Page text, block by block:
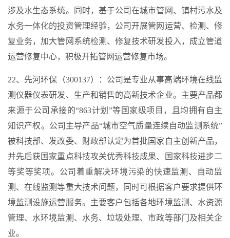
涉及水生态系统。同时，基于公司在城市管网、镇村污水及
水务一体化的投资管理经验，公司开展管网运营、检测、修
复业务，加大管网系统检测、修复技术研发投入，成立管道
运营修复中心，积极开拓管网运营修复市场。
22、先河环保（300137）：公司是专业从事高端环境在线监
测仪器仪表研发、生产和销售的高新技术企业。主要产品都
来源于公司承接的“863计划”等国家级项目，且均拥有自主
知识产权。公司主导产品“城市空气质量连续自动监测系统”
被科技部、发改委、财政部认定为首批国家自主创新产品，
并先后获国家重点科技攻关优秀科技成果、国家科技进步二
等奖等奖项。公司着重解决环境污染的快速监测、自动监
测、在线监测等重大技术问题，同时可根据客户要求提供环
境监测设施运营服务。主要客户包括各地环境监测、水资源
管理、水环境监测、水务、垃圾处理、市政等部门及相关企
业。